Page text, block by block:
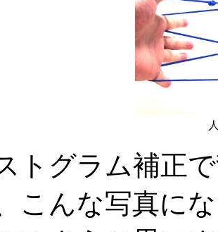
トグラム補正
こんな写真に